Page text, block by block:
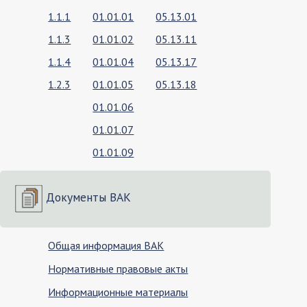
1.1.1 01.01.01
05.13.01
1.1.3
01.01.02
05.13.11
1.1.4
01.01.04
05.13.17
1.2.3
01.01.05
05.13.18
01.01.06
01.01.07
01.01.09
Документы ВАК
Общая информация ВАК
Нормативные правовые акты
Информационные материалы